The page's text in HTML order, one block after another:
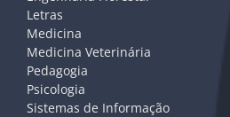
Letras
Medicina
Medicina Veterinária
Pedagogia
Psicologia
Sistemas de Informação